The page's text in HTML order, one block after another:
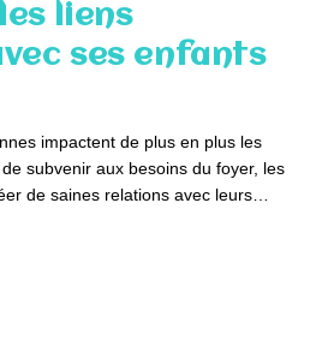
liens
ses enfants
impactent de plus en plus les
subvenir aux besoins du foyer, les
de saines relations avec leurs…